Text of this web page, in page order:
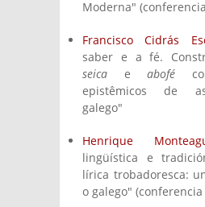
Moderna"
Francisco Cidrás
saber e a fé.
seica e abofé
epistêmicos de
galego"
Henrique
lingüística e
lírica trobadoresca:
o galego"